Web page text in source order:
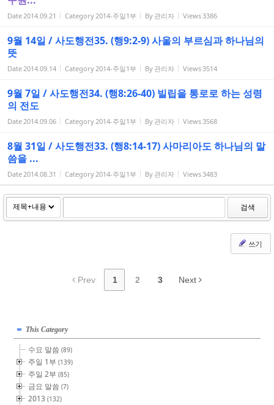
Date2014.09.21 Category2014-주일1부 By 관리자 Views3386
9월 14일 / 사도행전35. (행9:2-9) 사울의 부르심과 하나님의
뜻
Date2014.09.14 Category2014-주일1부 By 관리자 Views3514
9월 7일 / 사도행전34. (행8:26-40) 빌립을 통로로 하는 성령
의 전도
Date2014.09.06 Category2014-주일1부 By 관리자 Views3568
8월 31일 / 사도행전33. (행8:14-17) 사마리아도 하나님의 말
씀을 ...
Date2014.08.31 Category2014-주일1부 By 관리자 Views3483
검색
쓰기
Prev 1 2 3 Next
This Category
수요 말씀(89)
주일 1부(139)
주일 2부(85)
금요 말씀(7)
2013(132)